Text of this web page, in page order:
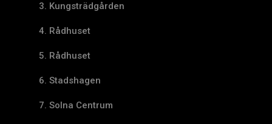
3. Kungsträdgården
4. Rådhuset
5. Rådhuset
6. Stadshagen
7. Solna Centrum